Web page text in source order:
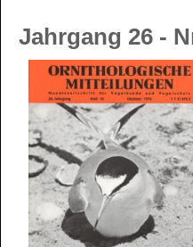
Jahrgang 26 -